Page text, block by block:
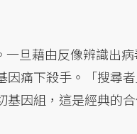
旦藉由反像辨識出
因痛下殺手。「搜尋
基因組，這是經典